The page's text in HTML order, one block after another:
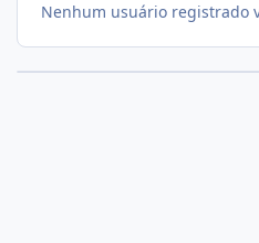
Nenhum usuário registrado